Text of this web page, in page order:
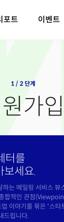
포트 이벤트
1 / 2 단계
가입
터를
보세요.
는 메일링 서비스 뷰
합적인 관점
이야기를 묶은 '스타
드립니다.